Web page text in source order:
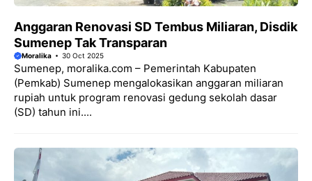
Anggaran Renovasi SD Tembus Miliaran, Disdik
Sumenep Tak Transparan
Moralika 30 Oct 2025
Sumenep, moralika.com – Pemerintah Kabupaten
(Pemkab) Sumenep mengalokasikan anggaran miliaran
rupiah untuk program renovasi gedung sekolah dasar
(SD) tahun ini....